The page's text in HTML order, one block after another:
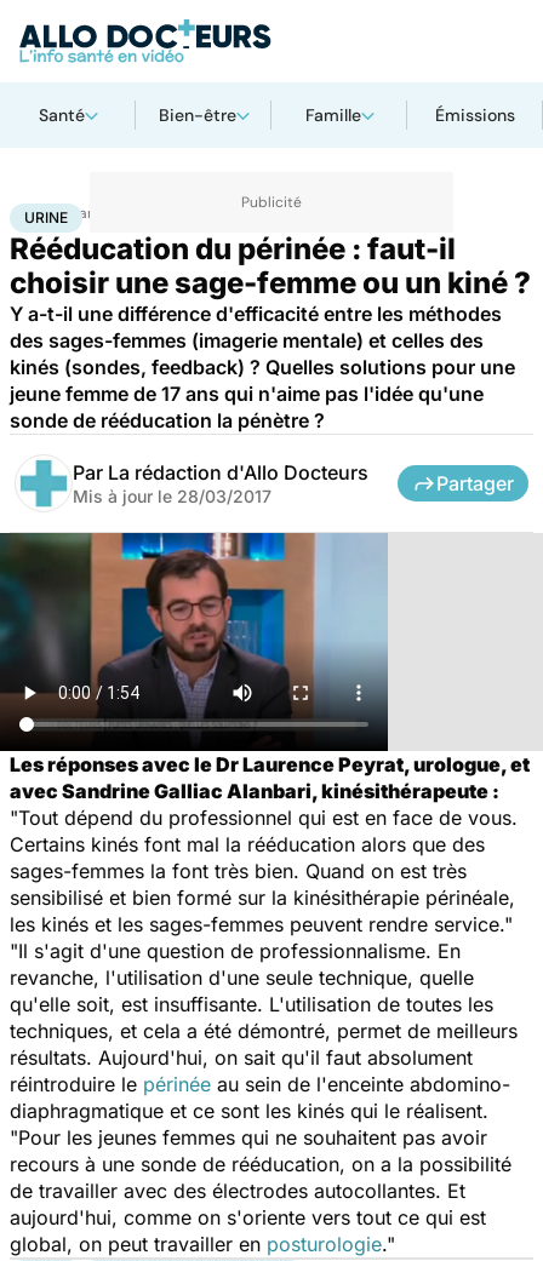
Santé Bien-être Famille Émissions
Accueil Santé
URINE
Rééducation du périnée : faut-il
choisir une sage-femme ou un kiné ?
Y a-t-il une différence d'efficacité entre les méthodes
des sages-femmes (imagerie mentale) et celles des
kinés (sondes, feedback) ? Quelles solutions pour une
jeune femme de 17 ans qui n'aime pas l'idée qu'une
sonde de rééducation la pénètre ?
Par La rédaction d'Allo Docteurs
Mis à jour le 28/03/2017
Partager
Les réponses avec le Dr Laurence Peyrat, urologue, et
avec Sandrine Galliac Alanbari, kinésithérapeute :
"Tout dépend du professionnel qui est en face de vous.
Certains kinés font mal la rééducation alors que des
sages-femmes la font très bien. Quand on est très
sensibilisé et bien formé sur la kinésithérapie périnéale,
les kinés et les sages-femmes peuvent rendre service."
"Il s'agit d'une question de professionnalisme. En
revanche, l'utilisation d'une seule technique, quelle
qu'elle soit, est insuffisante. L'utilisation de toutes les
techniques, et cela a été démontré, permet de meilleurs
résultats. Aujourd'hui, on sait qu'il faut absolument
réintroduire le périnée au sein de l'enceinte abdomino-
diaphragmatique et ce sont les kinés qui le réalisent.
"Pour les jeunes femmes qui ne souhaitent pas avoir
recours à une sonde de rééducation, on a la possibilité
de travailler avec des électrodes autocollantes. Et
aujourd'hui, comme on s'oriente vers tout ce qui est
global, on peut travailler en posturologie."